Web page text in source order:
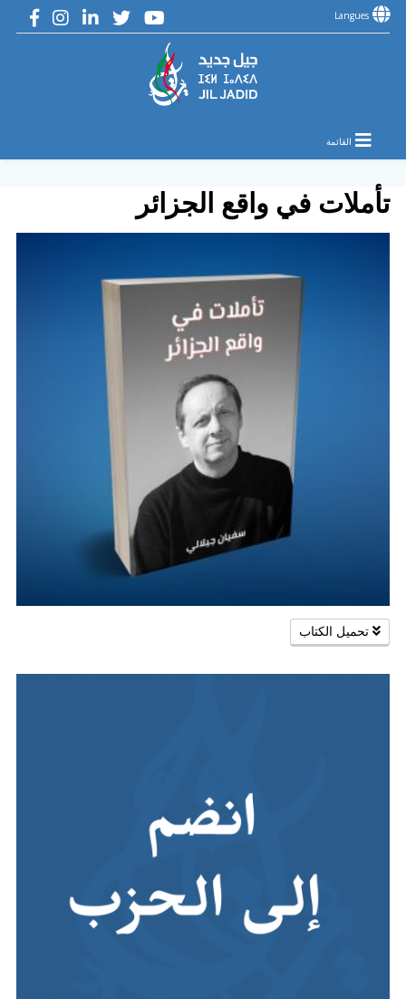
Langues
القائمة
تأملات في واقع الجزائر
تحميل الكتاب